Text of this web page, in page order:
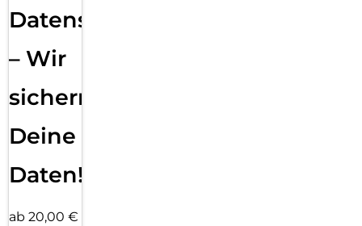
Datensicherung
– Wir
sichern
Deine
Daten!
ab 20,00 €